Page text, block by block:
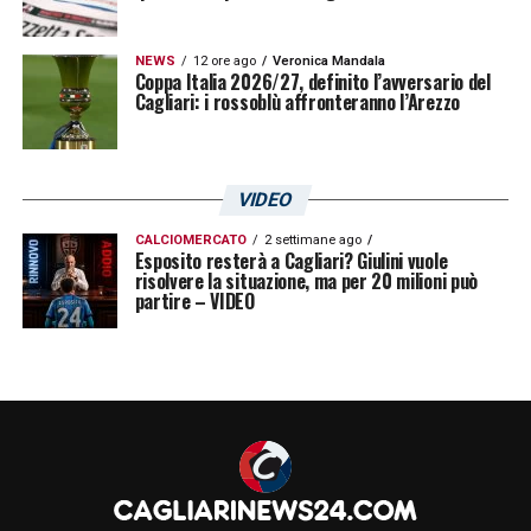
NEWS 12 ore ago Veronica Mandala
Coppa Italia 2026/27, definito l’avversario del
Cagliari: i rossoblù affronteranno l’Arezzo
VIDEO
CALCIOMERCATO 2 settimane ago
Esposito resterà a Cagliari? Giulini vuole
risolvere la situazione, ma per 20 milioni può
partire – VIDEO